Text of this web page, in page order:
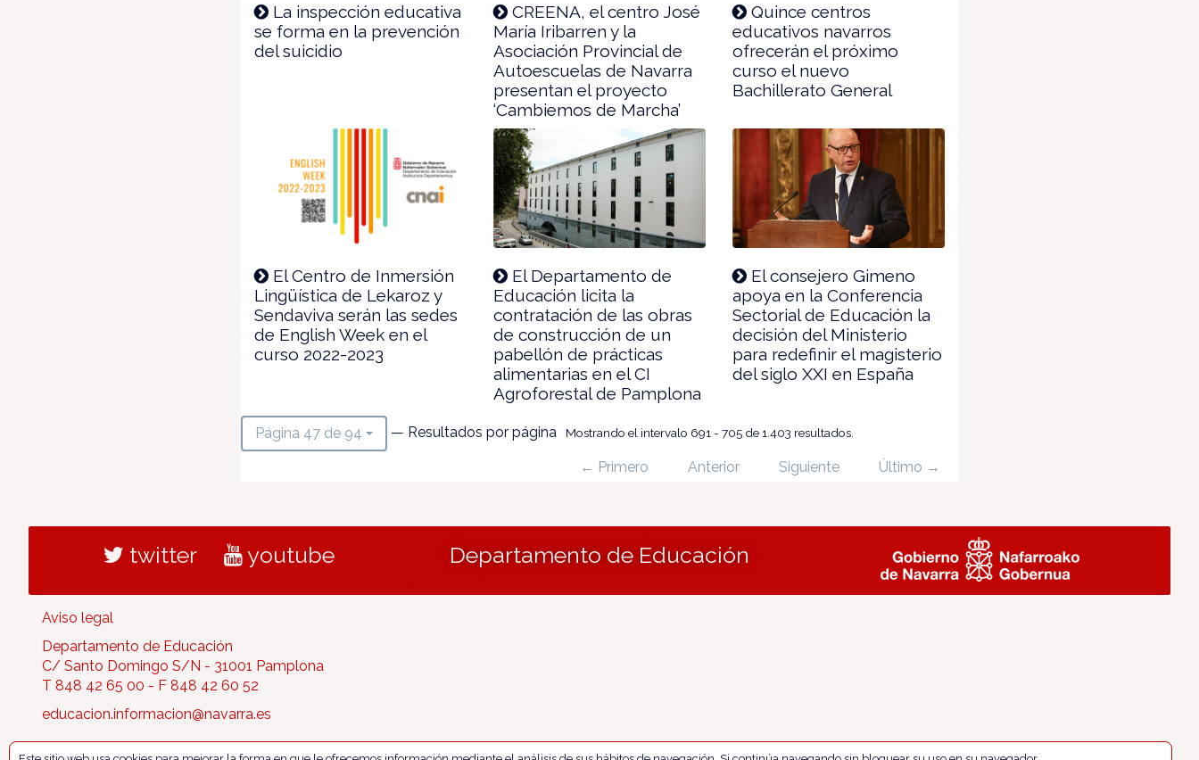
La inspección educativa
se forma en la prevención
del suicidio
CREENA, el centro José
María Iribarren y la
Asociación Provincial de
Autoescuelas de Navarra
presentan el proyecto
‘Cambiemos de Marcha’
Quince centros
educativos navarros
ofrecerán el próximo
curso el nuevo
Bachillerato General
El Centro de Inmersión
Lingüística de Lekaroz y
Sendaviva serán las sedes
de English Week en el
curso 2022-2023
El Departamento de
Educación licita la
contratación de las obras
de construcción de un
pabellón de prácticas
alimentarias en el CI
Agroforestal de Pamplona
El consejero Gimeno
apoya en la Conferencia
Sectorial de Educación la
decisión del Ministerio
para redefinir el magisterio
del siglo XXI en España
Página 47 de 94 — Resultados por página Mostrando el intervalo 691 - 705 de 1.403 resultados.
← Primero Anterior Siguiente Último →
twitter youtube Departamento de Educación
Aviso legal
Departamento de Educación
C/ Santo Domingo S/N - 31001 Pamplona
T 848 42 65 00 - F 848 42 60 52
educacion.informacion@navarra.es